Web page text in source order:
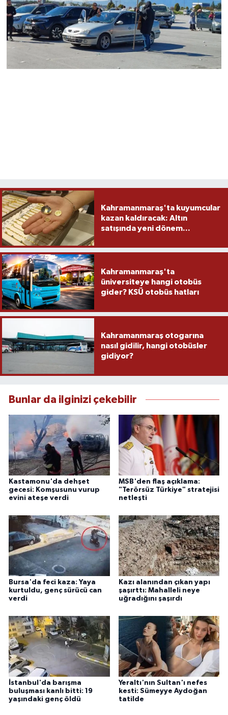
Kahramanmaraş'ta kuyumcular
kazan kaldıracak: Altın
satışında yeni dönem...
Kahramanmaraş'ta
üniversiteye hangi otobüs
gider? KSÜ otobüs hatları
Kahramanmaraş otogarına
nasıl gidilir, hangi otobüsler
gidiyor?
Bunlar da ilginizi çekebilir
Kastamonu'da dehşet
gecesi: Komşusunu vurup
evini ateşe verdi
MSB'den flaş açıklama:
"Terörsüz Türkiye" stratejisi
netleşti
Bursa'da feci kaza: Yaya
kurtuldu, genç sürücü can
verdi
Kazı alanından çıkan yapı
şaşırttı: Mahalleli neye
uğradığını şaşırdı
İstanbul'da barışma
buluşması kanlı bitti: 19
yaşındaki genç öldü
Yeraltı'nın Sultan'ı nefes
kesti: Sümeyye Aydoğan
tatilde